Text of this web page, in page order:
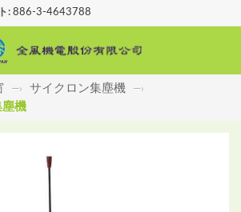
: 886-3-4643788
—› サイクロン集塵機 —›
塵機